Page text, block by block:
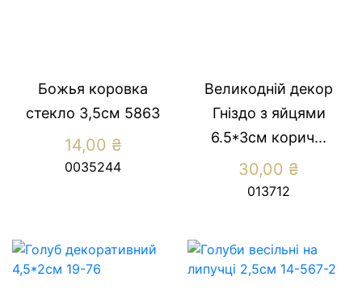
Божья коровка
стекло 3,5см 5863
14,00 ₴
0035244
Великодній декор
Гніздо з яйцями
6.5*3см корич...
30,00 ₴
013712